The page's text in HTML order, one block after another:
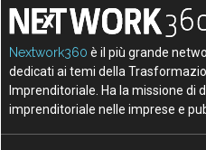
Nextwork360 è il più grande
dedicati ai temi della
Imprenditoriale. Ha la missione di
imprenditoriale nelle imprese e